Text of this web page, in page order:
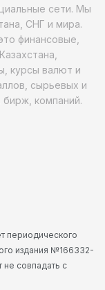
сети. Мы
СНГ и мира.
финансовые,
курсы валют и
сырьевых и
компаний.
периодического
издания №166332-
не совпадать с